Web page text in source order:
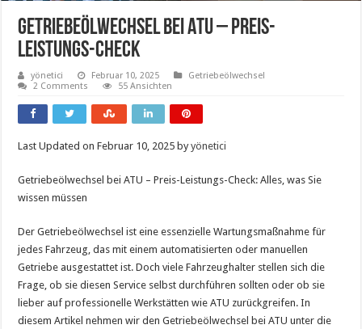
Getriebeölwechsel Bei Atu – Preis-
Leistungs-Check
yönetici Februar 10, 2025
Getriebeölwechsel
2 Comments
55 Ansichten
Last Updated on Februar 10, 2025 byyönetici
Getriebeölwechsel bei ATU – Preis-Leistungs-Check: Alles, was Sie
wissen müssen
Der Getriebeölwechsel ist eine essenzielle Wartungsmaßnahme für
jedes Fahrzeug, das mit einem automatisierten oder manuellen
Getriebe ausgestattet ist. Doch viele Fahrzeughalter stellen sich die
Frage, ob sie diesen Service selbst durchführen sollten oder ob sie
lieber auf professionelle Werkstätten wie ATU zurückgreifen. In
diesem Artikel nehmen wir den Getriebeölwechsel bei ATU unter die